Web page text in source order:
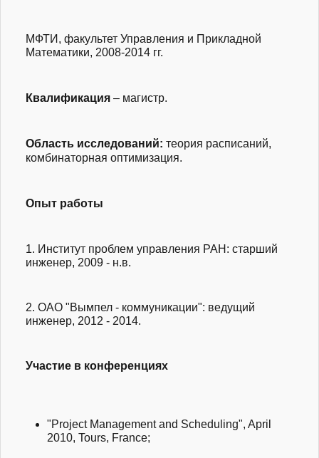
МФТИ, факультет Управления и Прикладной
Математики, 2008-2014 гг.
Квалификация – магистр.
Область исследований: теория расписаний,
комбинаторная оптимизация.
Опыт работы
1. Институт проблем управления РАН: старший
инженер, 2009 - н.в.
2. ОАО "Вымпел - коммуникации": ведущий
инженер, 2012 - 2014.
Участие в конференциях
"Project Management and Scheduling", April
2010, Tours, France;